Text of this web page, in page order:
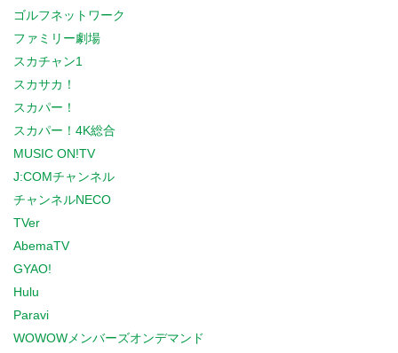
ゴルフネットワーク
ファミリー劇場
スカチャン1
スカサカ！
スカパー！
スカパー！4K総合
MUSIC ON!TV
J:COMチャンネル
チャンネルNECO
TVer
AbemaTV
GYAO!
Hulu
Paravi
WOWOWメンバーズオンデマンド